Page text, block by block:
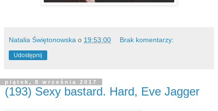
Natalia Świętonowska o 19:53:00 Brak komentarzy:
Udostępnij
piątek, 8 września 2017
(193) Sexy bastard. Hard, Eve Jagger